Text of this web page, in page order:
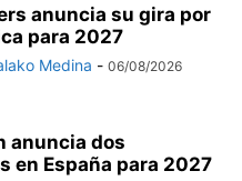
anuncia su gira por
para 2027
Medina - 06/08/2026
anuncia dos
en España para 2027